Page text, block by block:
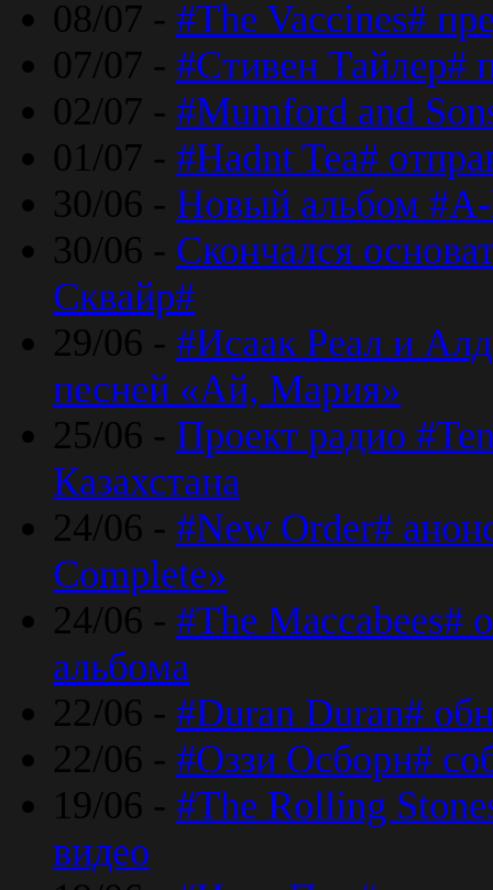
08/07 - #The Vaccines#
07/07 - #Стивен Тайлер#
02/07 - #Mumford and
01/07 - #Hadnt Tea#
30/06 - Новый альбом #A-
30/06 - Скончался
Сквайр#
29/06 - #Исаак Реал и
песней «Ай, Мария»
25/06 - Проект радио
Казахстана
24/06 - #New Order#
Complete»
24/06 - #The Maccabees#
альбома
22/06 - #Duran Duran#
22/06 - #Оззи Осборн#
19/06 - #The Rolling
видео